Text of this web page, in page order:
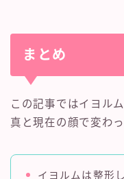
まとめ
この記事ではイヨル
真と現在の顔で変わ
イヨルムは整形